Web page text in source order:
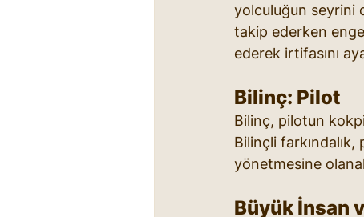
yolculuğun seyrini
takip ederken
ederek irtifasını
Bilinç: Pilot
Bilinç, pilotun
Bilinçli
yönetmesine
Büyük İnsan